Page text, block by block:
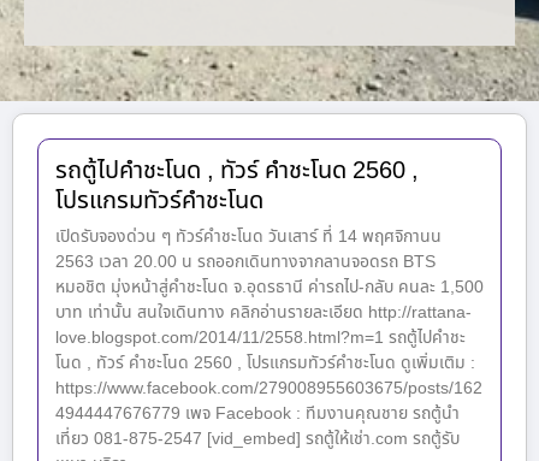
รถตู้ไปคำชะโนด , ทัวร์ คำชะโนด 2560 ,
โปรแกรมทัวร์คำชะโนด
เปิดรับจองด่วน ๆ ทัวร์คำชะโนด วันเสาร์ ที่ 14 พฤศจิกานน
2563 เวลา 20.00 น รถออกเดินทางจากลานจอดรถ BTS
หมอชิต มุ่งหน้าสู่คำชะโนด จ.อุดรธานี ค่ารถไป-กลับ คนละ 1,500
บาท เท่านั้น สนใจเดินทาง คลิกอ่านรายละเอียด http://rattana-
love.blogspot.com/2014/11/2558.html?m=1 รถตู้ไปคำชะ
โนด , ทัวร์ คำชะโนด 2560 , โปรแกรมทัวร์คำชะโนด ดูเพิ่มเติม :
https://www.facebook.com/279008955603675/posts/162
4944447676779 เพจ Facebook : ทีมงานคุณชาย รถตู้นำ
เที่ยว 081-875-2547 [vid_embed] รถตู้ให้เช่า.com รถตู้รับ